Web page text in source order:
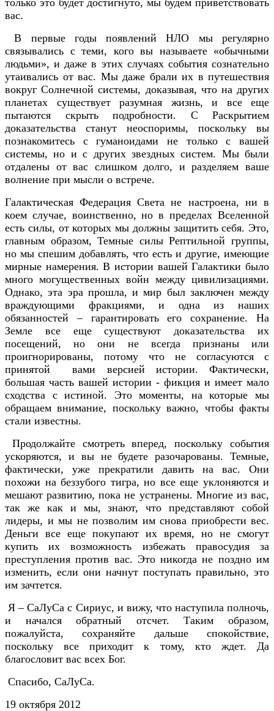
вас.
В первые годы появлений НЛО мы регулярно
связывались с теми, кого вы называете «обычными
людьми», и даже в этих случаях события сознательно
утаивались от вас. Мы даже брали их в путешествия
вокруг Солнечной системы, доказывая, что на других
планетах существует разумная жизнь, и все еще
пытаются скрыть подробности. С Раскрытием
доказательства станут неоспоримы, поскольку вы
познакомитесь с гуманоидами не только с вашей
системы, но и с других звездных систем. Мы были
отдалены от вас слишком долго, и разделяем ваше
волнение при мысли о встрече.
Галактическая Федерация Света не настроена, ни в
коем случае, воинственно, но в пределах Вселенной
есть силы, от которых мы должны защитить себя. Это,
главным образом, Темные силы Рептильной группы,
но мы спешим добавлять, что есть и другие, имеющие
мирные намерения. В истории вашей Галактики было
много могущественных войн между цивилизациями.
Однако, эта эра прошла, и мир был заключен между
враждующими фракциями, и одна из наших
обязанностей – гарантировать его сохранение. На
Земле все еще существуют доказательства их
посещений, но они не всегда признаны или
проигнорированы, потому что не согласуются с
принятой вами версией истории. Фактически,
большая часть вашей истории - фикция и имеет мало
сходства с истиной. Это моменты, на которые мы
обращаем внимание, поскольку важно, чтобы факты
стали известны.
Продолжайте смотреть вперед, поскольку события
ускоряются, и вы не будете разочарованы. Темные,
фактически, уже прекратили давить на вас. Они
похожи на беззубого тигра, но все еще уклоняются и
мешают развитию, пока не устранены. Многие из вас,
так же как и мы, знают, что представляют собой
лидеры, и мы не позволим им снова приобрести вес.
Деньги все еще покупают их время, но не смогут
купить их возможность избежать правосудия за
преступления против вас. Это никогда не поздно им
изменить, если они начнут поступать правильно, это
им зачтется.
Я – СаЛуСа с Сириус, и вижу, что наступила полночь,
и начался обратный отсчет. Таким образом,
пожалуйста, сохраняйте дальше спокойствие,
поскольку все приходит к тому, кто ждет. Да
благословит вас всех Бог.
Спасибо, СаЛуСа.
19 октября 2012